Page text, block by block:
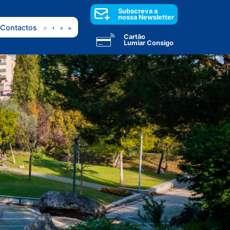
Contactos
Subscreva a
nossa Newsletter
Cartão
Lumiar Consigo